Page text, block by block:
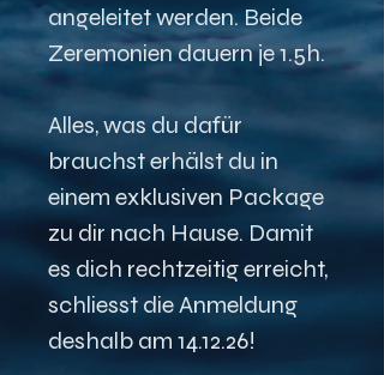
angeleitet werden. Beide
Zeremonien dauern je 1.5h.
Alles, was du dafür
brauchst erhälst du in
einem exklusiven Package
zu dir nach Hause. Damit
es dich rechtzeitig erreicht,
schliesst die Anmeldung
deshalb am 14.12.26!